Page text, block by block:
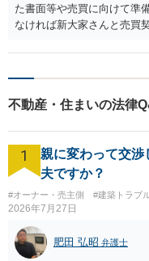
た書面等や売買に向けて準
なければ新大家さんと売買
証拠が乏しいと難しいかも
性があります。その場合は
安いなどの事情があった
せんが、建物を借りて住む
不動産・住まいの法律
1
親に変わって交渉
夫ですか？
#オーナー・売主側 #建築トラブ
2026年7月27日
肥田 弘昭 弁護士